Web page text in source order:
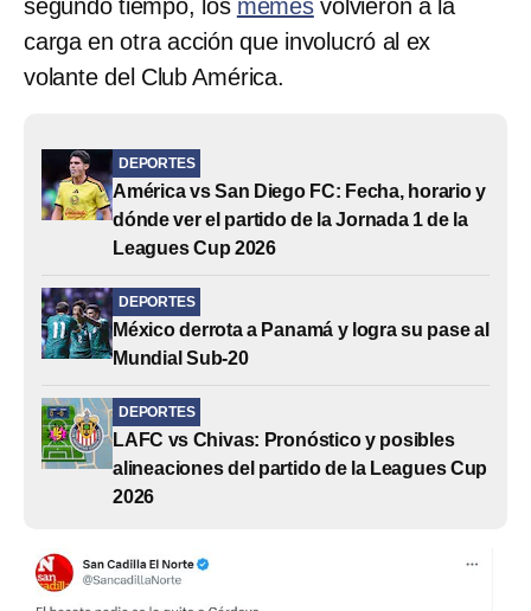
segundo tiempo, los memesvolvieron a la
carga en otra acción que involucró al ex
volante del Club América.
DEPORTES
América vs San Diego FC: Fecha, horario y
dónde ver el partido de la Jornada 1 de la
Leagues Cup 2026
DEPORTES
México derrota a Panamá y logra su pase al
Mundial Sub-20
DEPORTES
LAFC vs Chivas: Pronóstico y posibles
alineaciones del partido de la Leagues Cup
2026